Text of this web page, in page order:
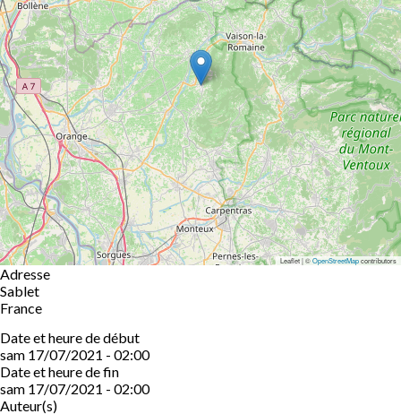
Leaflet | ©OpenStreetMapcontributors
Adresse
Sablet
France
Date et heure de début
sam 17/07/2021 - 02:00
Date et heure de fin
sam 17/07/2021 - 02:00
Auteur(s)